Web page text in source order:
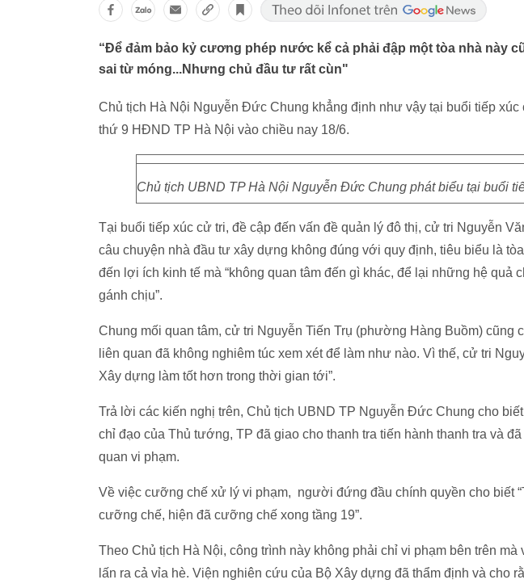
“Để đảm bảo kỷ cương phép nước kể cả phải đập một tòa nhà này
sai từ móng...Nhưng chủ đầu tư rất cùn"
Chủ tịch Hà Nội Nguyễn Đức Chung khẳng định như vậy tại buổi tiếp
thứ 9 HĐND TP Hà Nội vào chiều nay 18/6.
Chủ tịch UBND TP Hà Nội Nguyễn Đức Chung phát biểu tại buổi
Tại buổi tiếp xúc cử tri, đề cập đến vấn đề quản lý đô thị, cử tri Nguyễn
câu chuyện nhà đầu tư xây dựng không đúng với quy định, tiêu biểu là
đến lợi ích kinh tế mà “không quan tâm đến gì khác, để lại những hệ quả
gánh chịu”.
Chung mối quan tâm, cử tri Nguyễn Tiến Trụ (phường Hàng Buồm) cũng
liên quan đã không nghiêm túc xem xét để làm như nào. Vì thế, cử tri
Xây dựng làm tốt hơn trong thời gian tới”.
Trả lời các kiến nghị trên, Chủ tịch UBND TP Nguyễn Đức Chung cho
chỉ đạo của Thủ tướng, TP đã giao cho thanh tra tiến hành thanh tra và
quan vi phạm.
Về việc cưỡng chế xử lý vi phạm, người đứng đầu chính quyền cho biết
cưỡng chế, hiện đã cưỡng chế xong tầng 19”.
Theo Chủ tịch Hà Nội, công trình này không phải chỉ vi phạm bên trên
lấn ra cả vỉa hè. Viện nghiên cứu của Bộ Xây dựng đã thẩm định và cho